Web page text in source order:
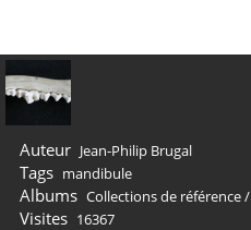
Auteur Jean-Philip Brugal
Tags mandibule
Albums Collections de référence/
Visites 16367